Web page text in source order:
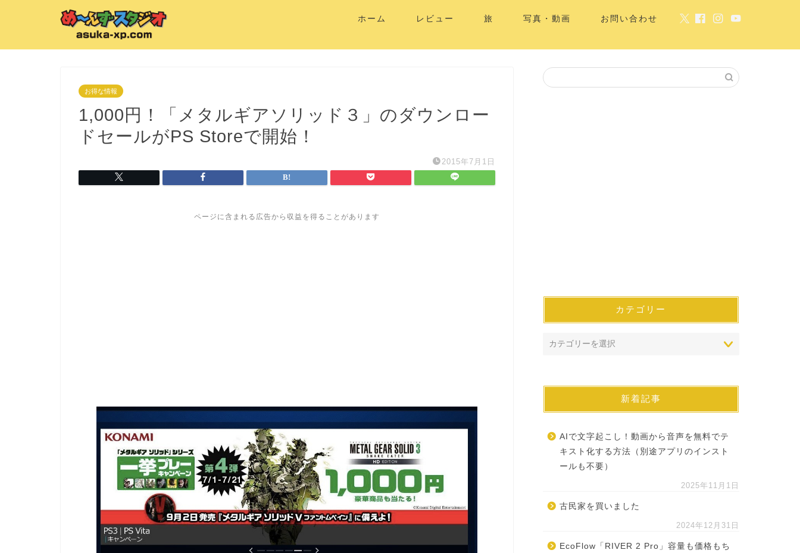
ホーム レビュー 旅 写真・動画 お問い合わせ
お得な情報
1,000円！「メタルギアソリッド３」のダウンロー
ドセールがPS Storeで開始！
2015年7月1日
ページに含まれる広告から収益を得ることがあります
カテゴリー
新着記事
AIで文字起こし！動画から音声を無料でテ
キスト化する方法（別途アプリのインスト
ールも不要）
2025年11月1日
古民家を買いました
2024年12月31日
EcoFlow「RIVER 2 Pro」容量も価格もち